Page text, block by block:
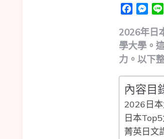
2026年日
學大學。
力。以下
內容目
2026日
日本
菁英日文